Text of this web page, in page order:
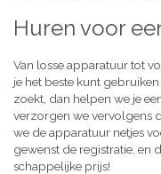
Huren voor
Van losse apparatuur tot
je het beste kunt
zoekt, dan helpen we je
verzorgen we vervolgens
we de apparatuur netjes
gewenst de registratie, en
schappelijke prijs!